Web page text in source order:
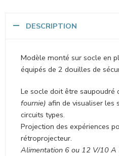
DESCRIPTION
Modèle monté sur socle en
équipés de 2 douilles de
Le socle doit être saupoudré
fournie) afin de visualiser les
circuits types.
Projection des expériences
rétroprojecteur.
Alimentation 6 ou 12 V/10 A